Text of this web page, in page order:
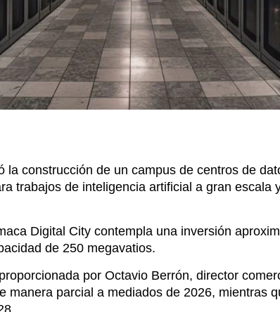
construcción de un campus de centros de
trabajos de inteligencia artificial a gran escala
Digital City contempla una inversión
por Octavio Berrón, director
manera parcial a mediados de 2026, mientras
generación eléctrica propia con base en gas
de un ducto exclusivo, con un consumo
por lo que no dependerá de la energía